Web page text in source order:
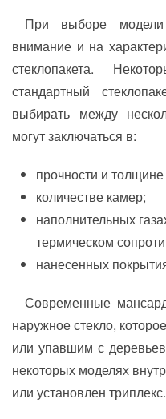
При выборе
внимание и на
стеклопакета.
стандартный
выбирать между
могут заключаться в:
прочности и толщине
количестве камер;
наполнительных
термическом
нанесенных
Современные
наружное стекло,
или упавшим с
некоторых моделях
или установлен триплекс.